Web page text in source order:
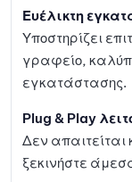
Ευέλικτη
Υποστηρίζει
γραφείο,
εγκατάστασης.
Plug & Play
Δεν απαιτείται
ξεκινήστε